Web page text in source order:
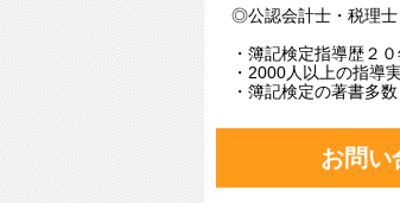
◎公認会計士・税理士
・簿記検定指導歴２
・2000人以上の指導
・簿記検定の著書多数
お問い